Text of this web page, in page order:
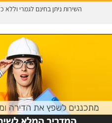
השירות ניתן בחינם לגמרי וללא